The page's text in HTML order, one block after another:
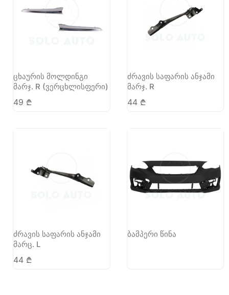
ცხაურის მოლდინგი
მარჯ. R (ვერცხლისფერი)
49 ₾
ძრავის საფარის ანჯამი
მარჯ. R
44 ₾
ძრავის საფარის ანჯამი
მარც. L
44 ₾
ბამპერი წინა